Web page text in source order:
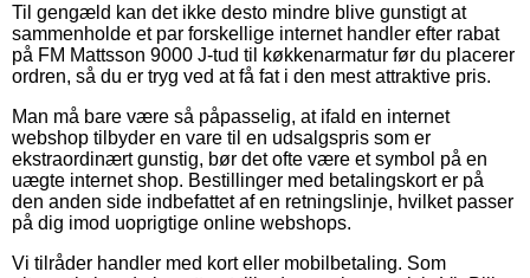
Til gengæld kan det ikke desto mindre blive gunstigt at
sammenholde et par forskellige internet handler efter rabat
på FM Mattsson 9000 J-tud til køkkenarmatur før du placerer
ordren, så du er tryg ved at få fat i den mest attraktive pris.
Man må bare være så påpasselig, at ifald en internet
webshop tilbyder en vare til en udsalgspris som er
ekstraordinært gunstig, bør det ofte være et symbol på en
uægte internet shop. Bestillinger med betalingskort er på
den anden side indbefattet af en retningslinje, hvilket passer
på dig imod uoprigtige online webshops.
Vi tilråder handler med kort eller mobilbetaling. Som